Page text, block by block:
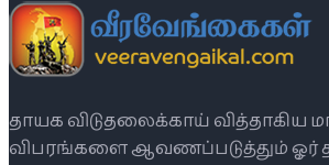
தாயக விடுதலைக்காய் வித்தாகிய
விபரங்களை ஆவணப்படுத்தும் ஓர்